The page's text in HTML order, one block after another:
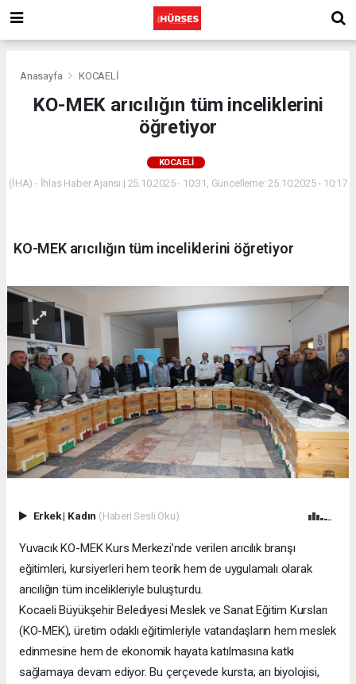
Anasayfa KOCAELİ
KO-MEK arıcılığın tüm inceliklerini
öğretiyor
KOCAELİ
(İHA) - İhlas Haber Ajansı | 25.10.2025 - 10:31, Güncelleme: 25.10.2025 - 10:17
KO-MEK arıcılığın tüm inceliklerini öğretiyor
Erkek| Kadın (Haberi Sesli Oku)
Yuvacık KO-MEK Kurs Merkezi’nde verilen arıcılık branşı
eğitimleri, kursiyerleri hem teorik hem de uygulamalı olarak
arıcılığın tüm incelikleriyle buluşturdu.
Kocaeli Büyükşehir Belediyesi Meslek ve Sanat Eğitim Kursları
(KO-MEK), üretim odaklı eğitimleriyle vatandaşların hem meslek
edinmesine hem de ekonomik hayata katılmasına katkı
sağlamaya devam ediyor. Bu çerçevede kursta; arı biyolojisi,